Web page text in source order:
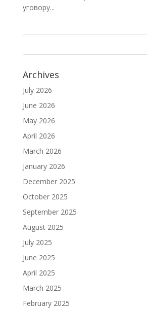
уговору...
Archives
July 2026
June 2026
May 2026
April 2026
March 2026
January 2026
December 2025
October 2025
September 2025
August 2025
July 2025
June 2025
April 2025
March 2025
February 2025